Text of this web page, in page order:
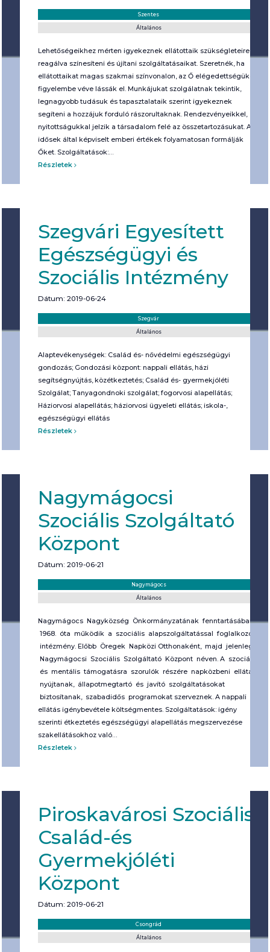
Szentes
Általános
Lehetőségeikhez mérten igyekeznek ellátottaik szükségleteire
reagálva színesíteni és újítani szolgáltatásaikat. Szeretnék, ha
ellátottaikat magas szakmai színvonalon, az Ő elégedettségüket
figyelembe véve lássák el. Munkájukat szolgálatnak tekintik,
legnagyobb tudásuk és tapasztalataik szerint igyekeznek
segíteni a hozzájuk forduló rászorultaknak. Rendezvényeikkel,
nyitottságukkal jelzik a társadalom felé az összetartozásukat. Az
idősek által képviselt emberi értékek folyamatosan formálják
Őket. Szolgáltatások:…
Részletek
Szegvári Egyesített
Egészségügyi és
Szociális Intézmény
Dátum: 2019-06-24
Szegvár
Általános
Alaptevékenységek: Család és- nővédelmi egészségügyi
gondozás; Gondozási központ: nappali ellátás, házi
segítségnyújtás, közétkeztetés; Család és- gyermekjóléti
Szolgálat; Tanyagondnoki szolgálat; fogorvosi alapellátás;
Háziorvosi alapellátás; háziorvosi ügyeleti ellátás; iskola-,
egészségügyi ellátás
Részletek
Nagymágocsi
Szociális Szolgáltató
Központ
Dátum: 2019-06-21
Nagymágocs
Általános
Nagymágocs Nagyközség Önkormányzatának fenntartásában,
1968. óta működik a szociális alapszolgáltatással foglalkozó
intézmény. Előbb Öregek Napközi Otthonaként, majd jelenleg
Nagymágocsi Szociális Szolgáltató Központ néven. A szociális
és mentális támogatásra szorulók részére napközbeni ellátást
nyújtanak, állapotmegtartó és javító szolgáltatásokat
biztosítanak, szabadidős programokat szerveznek. A nappali
ellátás igénybevétele költségmentes. Szolgáltatások: igény
szerinti étkeztetés egészségügyi alapellátás megszervezése
szakellátásokhoz való…
Részletek
Piroskavárosi Szociális
Család-és
Gyermekjóléti
Központ
Dátum: 2019-06-21
Csongrád
Általános